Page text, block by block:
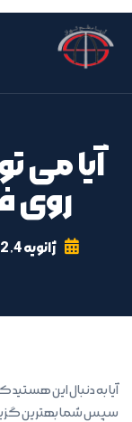
آیا می
روی
ژانویه 4, 2022
آیا به دنبال این
سپس شما بهترین